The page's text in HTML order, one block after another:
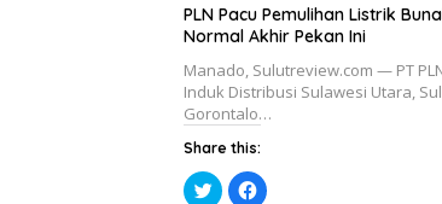
r
u
)
PLN Pacu Pemulihan Listrik
Normal Akhir Pekan Ini
Manado, Sulutreview.com — PT
Induk Distribusi Sulawesi Utara,
Gorontalo…
Share this:
K K